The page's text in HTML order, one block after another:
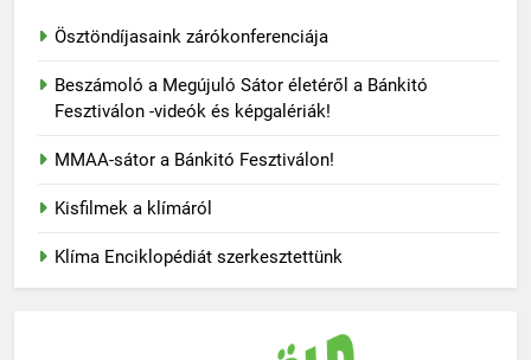
Ösztöndíjasaink zárókonferenciája
Beszámoló a Megújuló Sátor életéről a Bánkitó
Fesztiválon -videók és képgalériák!
MMAA-sátor a Bánkitó Fesztiválon!
Kisfilmek a klímáról
Klíma Enciklopédiát szerkesztettünk